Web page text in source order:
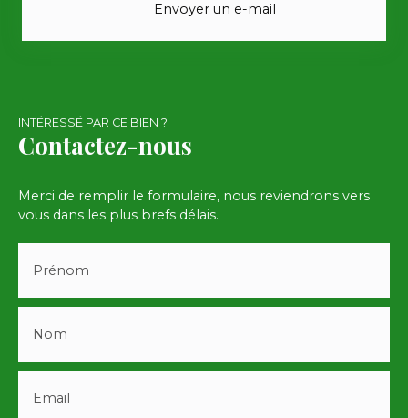
Envoyer un e-mail
INTÉRESSÉ PAR CE BIEN ?
Contactez-nous
Merci de remplir le formulaire, nous reviendrons vers
vous dans les plus brefs délais.
Prénom
Nom
Email